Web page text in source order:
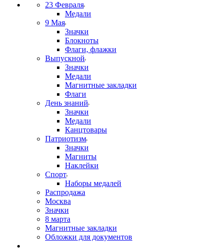
23 Февраля
Медали
9 Мая
Значки
Блокноты
Флаги, флажки
Выпускной
Значки
Медали
Магнитные закладки
Флаги
День знаний
Значки
Медали
Канцтовары
Патриотизм
Значки
Магниты
Наклейки
Спорт
Наборы медалей
Распродажа
Москва
Значки
8 марта
Магнитные закладки
Обложки для документов